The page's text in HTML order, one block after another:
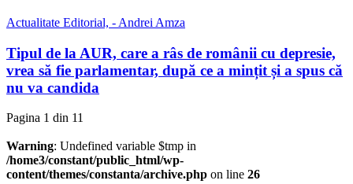
Actualitate Editorial, - Andrei Amza
Tipul de la AUR, care a râs de românii cu depresie,
vrea să fie parlamentar, după ce a mințit și a spus că
nu va candida
Pagina 1 din 11
Warning: Undefined variable $tmp in
/home3/constant/public_html/wp-
content/themes/constanta/archive.php on line 26